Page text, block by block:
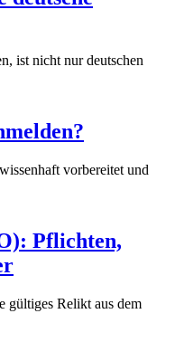
ist nicht nur deutschen
vorbereitet und
Pflichten,
gültiges Relikt aus dem